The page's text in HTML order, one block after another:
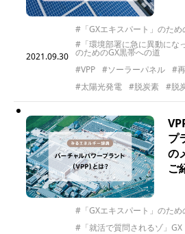
2021.09.30
#「GXエキスパート」のため
#「環境部署に急に異動にな
のためのGX黒帯への道
#VPP
#ソーラーパネル
#
#太陽光発電
#脱炭素 #脱
プ
の
ご
#「GXエキスパート」のため
#「就活で質問されるゾ」GX